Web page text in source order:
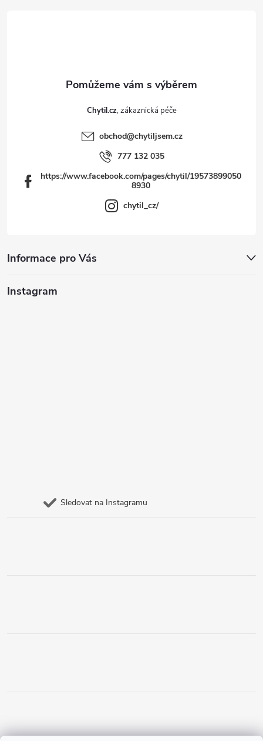
Chytil.cz
obchod@chytiljsem.cz
777 132 035
https://www.facebook.com/pages/chytil/19573899050
8930
chytil_cz/
Informace pro Vás
Instagram
Sledovat na Instagramu